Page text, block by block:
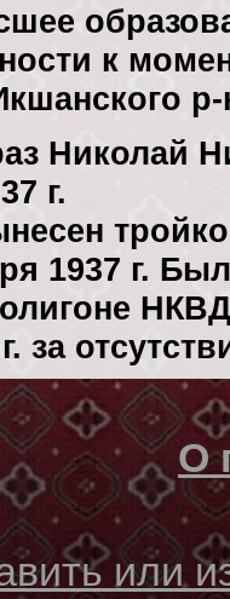
к
Николай
г.
1937 г.
за
О
или